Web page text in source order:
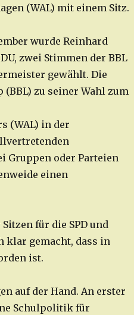
(WAL) mit einem Sitz.
wurde Reinhard
zwei Stimmen der BBL
gewählt. Die
zu seiner Wahl zum
(WAL) in der
Gruppen oder Parteien
einen
für die SPD und
klar gemacht, dass in
ist.
auf der Hand. An erster
Schulpolitik für